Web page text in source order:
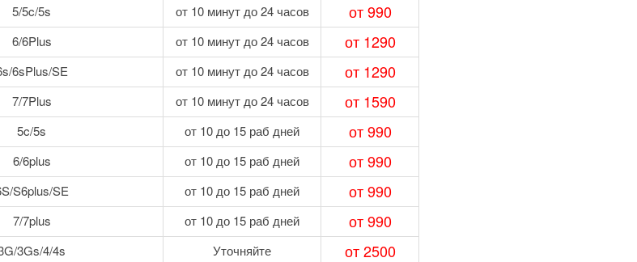
5/5c/5s от 10 минут до 24 часов от 990
6/6Plus от 10 минут до 24 часов от 1290
6sPlus/SE от 10 минут до 24 часов от 1290
7/7Plus от 10 минут до 24 часов от 1590
5c/5s от 10 до 15 раб дней от 990
6/6plus от 10 до 15 раб дней от 990
S6plus/SE от 10 до 15 раб дней от 990
7/7plus от 10 до 15 раб дней от 990
3Gs/4/4s Уточняйте от 2500